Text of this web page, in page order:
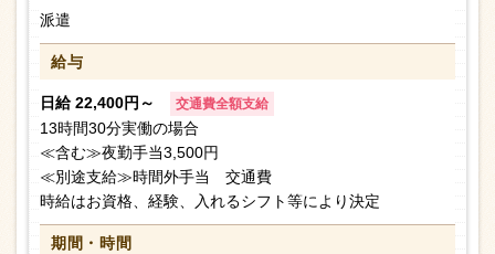
派遣
給与
日給 22,400円～ 交通費全額支給
13時間30分実働の場合
≪含む≫夜勤手当3,500円
≪別途支給≫時間外手当 交通費
時給はお資格、経験、入れるシフト等により決定
期間・時間